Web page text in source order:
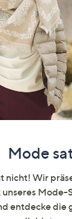
Mode
nicht! Wir
Mode-
entdecke die